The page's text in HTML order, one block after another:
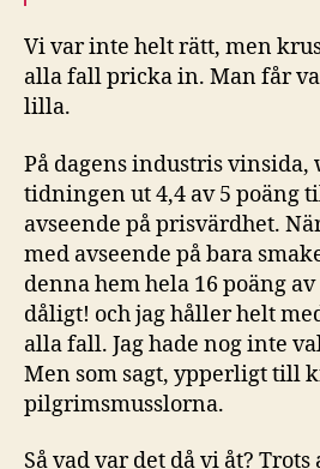
Vi var inte helt rätt, men
alla fall pricka in. Man får
lilla.
På dagens industris
tidningen ut 4,4 av 5 poäng
avseende på prisvärdhet.
med avseende på bara
denna hem hela 16 poäng
dåligt! och jag håller helt
alla fall. Jag hade nog inte
Men som sagt, ypperligt till
pilgrimsmusslorna.
Så vad var det då vi åt?